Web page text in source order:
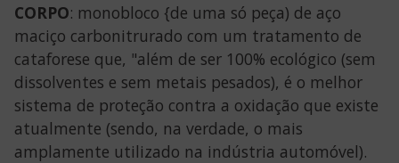
CORPO: monobloco {de uma só peça) de aço
maciço carbonitrurado com um tratamento de
cataforese que, "além de ser 100% ecológico (sem
dissolventes e sem metais pesados), é o melhor
sistema de proteção contra a oxidação que existe
atualmente (sendo, na verdade, o mais
amplamente utilizado na indústria automóvel).